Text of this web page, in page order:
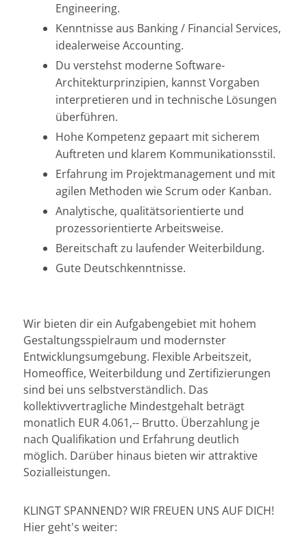
Engineering.
Kenntnisse aus Banking / Financial Services,
idealerweise Accounting.
Du verstehst moderne Software-
Architekturprinzipien, kannst Vorgaben
interpretieren und in technische Lösungen
überführen.
Hohe Kompetenz gepaart mit sicherem
Auftreten und klarem Kommunikationsstil.
Erfahrung im Projektmanagement und mit
agilen Methoden wie Scrum oder Kanban.
Analytische, qualitätsorientierte und
prozessorientierte Arbeitsweise.
Bereitschaft zu laufender Weiterbildung.
Gute Deutschkenntnisse.
Wir bieten dir ein Aufgabengebiet mit hohem
Gestaltungsspielraum und modernster
Entwicklungsumgebung. Flexible Arbeitszeit,
Homeoffice, Weiterbildung und Zertifizierungen
sind bei uns selbstverständlich. Das
kollektivvertragliche Mindestgehalt beträgt
monatlich EUR 4.061,-- Brutto. Überzahlung je
nach Qualifikation und Erfahrung deutlich
möglich. Darüber hinaus bieten wir attraktive
Sozialleistungen.
KLINGT SPANNEND? WIR FREUEN UNS AUF DICH!
Hier geht's weiter: